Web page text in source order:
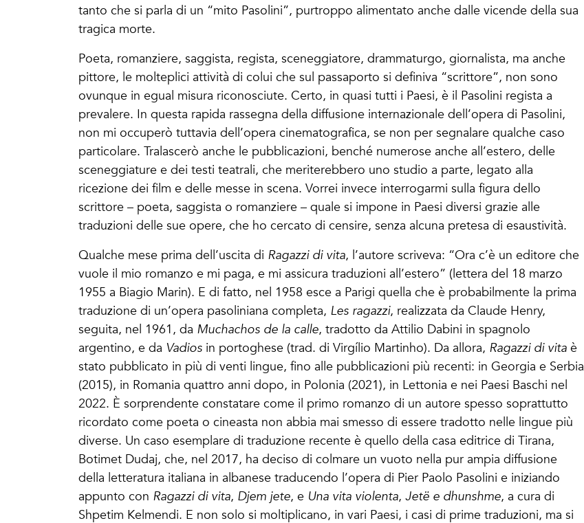
tanto che si parla di un “mito Pasolini”, purtroppo alimentato anche dalle vicende della sua
tragica morte.
Poeta, romanziere, saggista, regista, sceneggiatore, drammaturgo, giornalista, ma anche
pittore, le molteplici attività di colui che sul passaporto si definiva “scrittore”, non sono
ovunque in egual misura riconosciute. Certo, in quasi tutti i Paesi, è il Pasolini regista a
prevalere. In questa rapida rassegna della diffusione internazionale dell’opera di Pasolini,
non mi occuperò tuttavia dell’opera cinematografica, se non per segnalare qualche caso
particolare. Tralascerò anche le pubblicazioni, benché numerose anche all’estero, delle
sceneggiature e dei testi teatrali, che meriterebbero uno studio a parte, legato alla
ricezione dei film e delle messe in scena. Vorrei invece interrogarmi sulla figura dello
scrittore – poeta, saggista o romanziere – quale si impone in Paesi diversi grazie alle
traduzioni delle sue opere, che ho cercato di censire, senza alcuna pretesa di esaustività.
Qualche mese prima dell’uscita di Ragazzi di vita, l’autore scriveva: “Ora c’è un editore che
vuole il mio romanzo e mi paga, e mi assicura traduzioni all’estero” (lettera del 18 marzo
1955 a Biagio Marin). E di fatto, nel 1958 esce a Parigi quella che è probabilmente la prima
traduzione di un’opera pasoliniana completa, Les ragazzi, realizzata da Claude Henry,
seguita, nel 1961, da Muchachos de la calle, tradotto da Attilio Dabini in spagnolo
argentino, e da Vadios in portoghese (trad. di Virgílio Martinho). Da allora, Ragazzi di vita è
stato pubblicato in più di venti lingue, fino alle pubblicazioni più recenti: in Georgia e Serbia
(2015), in Romania quattro anni dopo, in Polonia (2021), in Lettonia e nei Paesi Baschi nel
2022. È sorprendente constatare come il primo romanzo di un autore spesso soprattutto
ricordato come poeta o cineasta non abbia mai smesso di essere tradotto nelle lingue più
diverse. Un caso esemplare di traduzione recente è quello della casa editrice di Tirana,
Botimet Dudaj, che, nel 2017, ha deciso di colmare un vuoto nella pur ampia diffusione
della letteratura italiana in albanese traducendo l’opera di Pier Paolo Pasolini e iniziando
appunto con Ragazzi di vita, Djem jete, e Una vita violenta, Jetë e dhunshme, a cura di
Shpetim Kelmendi. E non solo si moltiplicano, in vari Paesi, i casi di prime traduzioni, ma si